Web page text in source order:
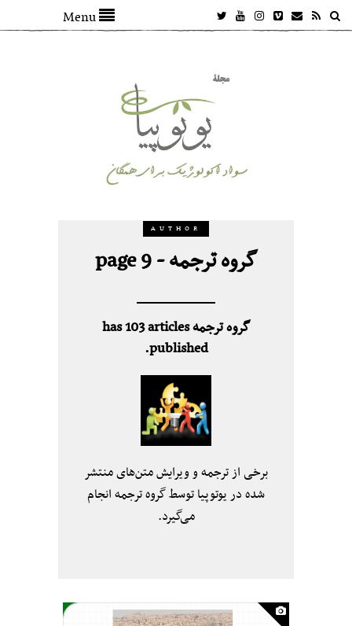
Menu
AUTHOR
گروه ترجمه - page 9
گروه ترجمه has 103 articles
published.
برخی از ترجمه و ویرایش متن‌های منتشر
شده در یوتوپیا توسط گروه ترجمه انجام
می‌گیرد.